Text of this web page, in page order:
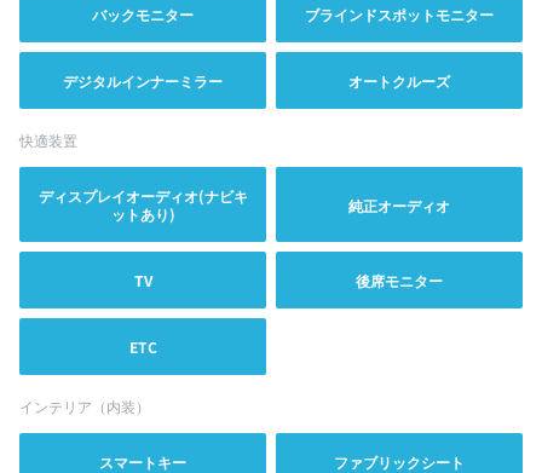
バックモニター ブラインドスポットモニター
デジタルインナーミラー オートクルーズ
快適装置
ディスプレイオーディオ(ナビキ
ットあり)
純正オーディオ
TV 後席モニター
ETC
インテリア（内装）
スマートキー ファブリックシート